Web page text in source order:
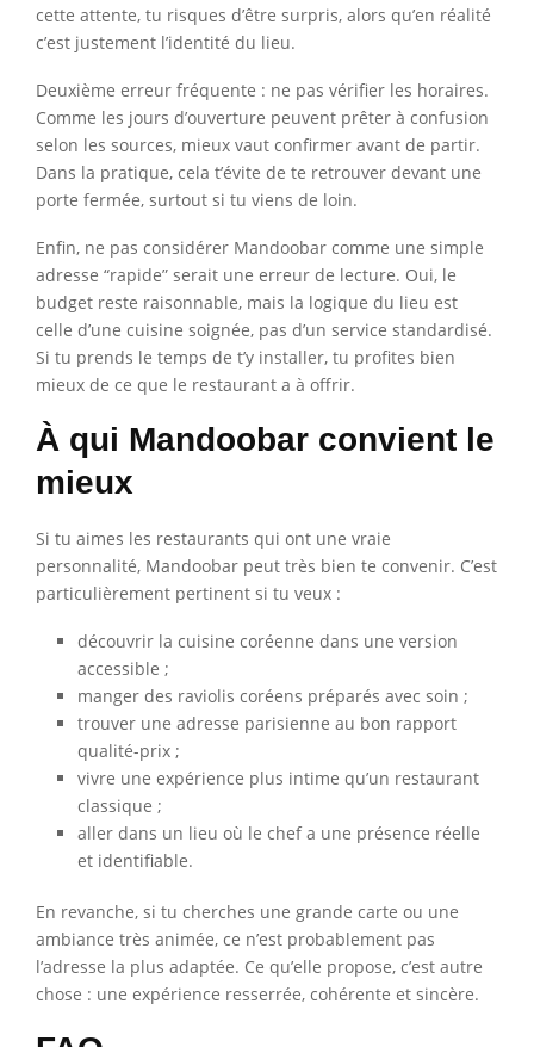
cette attente, tu risques d’être surpris, alors qu’en réalité
c’est justement l’identité du lieu.
Deuxième erreur fréquente : ne pas vérifier les horaires.
Comme les jours d’ouverture peuvent prêter à confusion
selon les sources, mieux vaut confirmer avant de partir.
Dans la pratique, cela t’évite de te retrouver devant une
porte fermée, surtout si tu viens de loin.
Enfin, ne pas considérer Mandoobar comme une simple
adresse “rapide” serait une erreur de lecture. Oui, le
budget reste raisonnable, mais la logique du lieu est
celle d’une cuisine soignée, pas d’un service standardisé.
Si tu prends le temps de t’y installer, tu profites bien
mieux de ce que le restaurant a à offrir.
À qui Mandoobar convient le
mieux
Si tu aimes les restaurants qui ont une vraie
personnalité, Mandoobar peut très bien te convenir. C’est
particulièrement pertinent si tu veux :
découvrir la cuisine coréenne dans une version
accessible ;
manger des raviolis coréens préparés avec soin ;
trouver une adresse parisienne au bon rapport
qualité-prix ;
vivre une expérience plus intime qu’un restaurant
classique ;
aller dans un lieu où le chef a une présence réelle
et identifiable.
En revanche, si tu cherches une grande carte ou une
ambiance très animée, ce n’est probablement pas
l’adresse la plus adaptée. Ce qu’elle propose, c’est autre
chose : une expérience resserrée, cohérente et sincère.